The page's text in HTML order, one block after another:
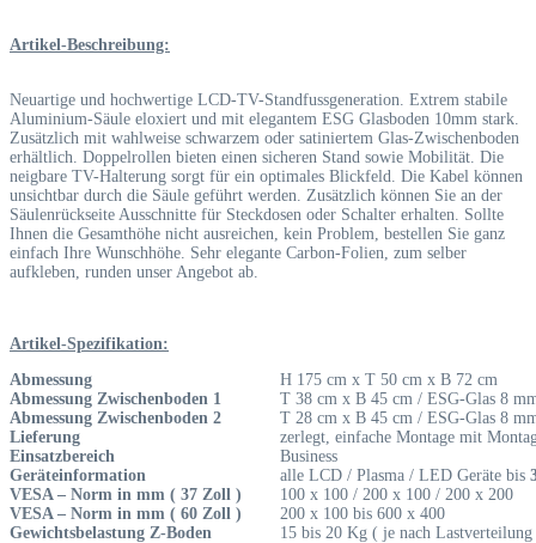
Artikel-Beschreibung:
Neuartige und hochwertige LCD-TV-Standfussgeneration. Extrem stabile
Aluminium-Säule eloxiert und mit elegantem ESG Glasboden 10mm stark.
Zusätzlich mit wahlweise schwarzem oder satiniertem Glas-Zwischenboden
erhältlich. Doppelrollen bieten einen sicheren Stand sowie Mobilität. Die
neigbare TV-Halterung sorgt für ein optimales Blickfeld. Die Kabel können
unsichtbar durch die Säule geführt werden. Zusätzlich können Sie an der
Säulenrückseite Ausschnitte für Steckdosen oder Schalter erhalten. Sollte
Ihnen die Gesamthöhe nicht ausreichen, kein Problem, bestellen Sie ganz
einfach Ihre Wunschhöhe. Sehr elegante Carbon-Folien, zum selber
aufkleben, runden unser Angebot ab.
Artikel-Spezifikation:
Abmessung
H 175 cm x T 50 cm x B 72 cm
Abmessung Zwischenboden 1
T 38 cm x B 45 cm / ESG-Glas 8
Abmessung Zwischenboden 2
T 28 cm x B 45 cm / ESG-Glas 8
Lieferung
zerlegt, einfache Montage mit
Einsatzbereich
Business
Geräteinformation
alle LCD / Plasma / LED Geräte bis
VESA – Norm in mm ( 37 Zoll )
100 x 100 / 200 x 100 / 200 x 200
VESA – Norm in mm ( 60 Zoll )
200 x 100 bis 600 x 400
Gewichtsbelastung Z-Boden
15 bis 20 Kg ( je nach